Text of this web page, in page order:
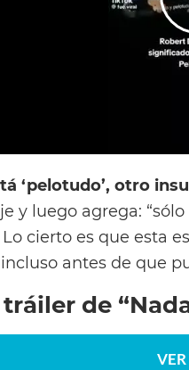
‘pelotudo’, otro
y luego agrega:
cierto es que esta
antes de que
de